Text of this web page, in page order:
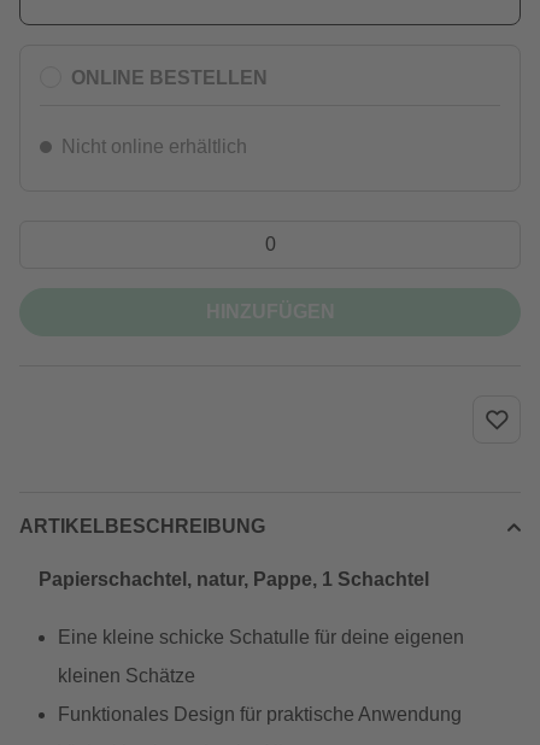
ONLINE BESTELLEN
Nicht online erhältlich
ARTIKELBESCHREIBUNG
Papierschachtel, natur, Pappe, 1 Schachtel
Eine kleine schicke Schatulle für deine eigenen
kleinen Schätze
Funktionales Design für praktische Anwendung